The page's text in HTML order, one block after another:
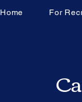
Home For